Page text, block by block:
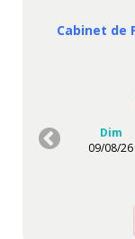
Cabinet de
Dim
09/08/26